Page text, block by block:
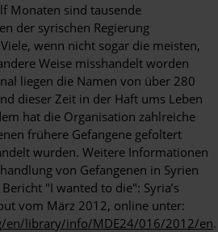
Monaten sind tausende
der syrischen Regierung
wenn nicht sogar die meisten,
Weise misshandelt worden
liegen die Namen von über 280
dieser Zeit in der Haft ums Leben
hat die Organisation zahlreiche
frühere Gefangene gefoltert
wurden. Weitere Informationen
von Gefangenen in Syrien
"I wanted to die": Syria’s
vom März 2012, online unter:
en/library/info/MDE24/016/2012/en.